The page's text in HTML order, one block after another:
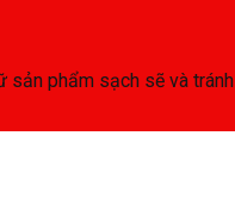
sản phẩm sạch sẽ và